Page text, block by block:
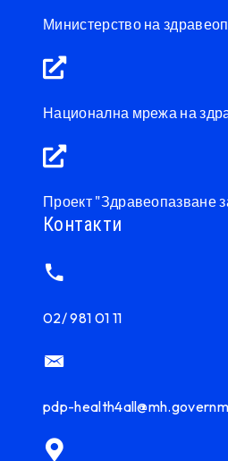
Министерство на
Национална мрежа на
Проект "Здравеопазване
Контакти
02/ 981 01 11
pdp-